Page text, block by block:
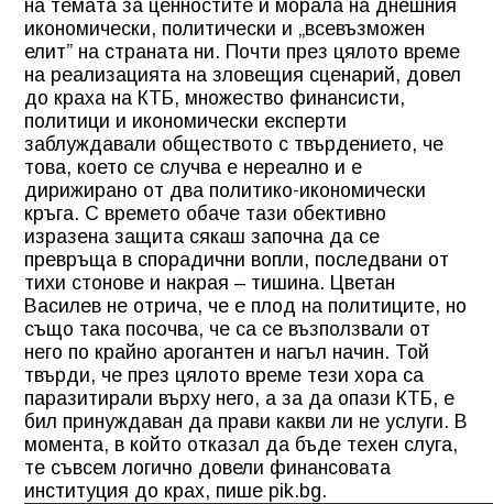
на темата за ценностите и морала на днешния
икономически, политически и „всевъзможен
елит” на страната ни. Почти през цялото време
на реализацията на зловещия сценарий, довел
до краха на КТБ, множество финансисти,
политици и икономически експерти
заблуждавали обществото с твърдението, че
това, което се случва е нереално и е
дирижирано от два политико-икономически
кръга. С времето обаче тази обективно
изразена защита сякаш започна да се
превръща в спорадични вопли, последвани от
тихи стонове и накрая – тишина. Цветан
Василев не отрича, че е плод на политиците, но
също така посочва, че са се възползвали от
него по крайно арогантен и нагъл начин. Той
твърди, че през цялото време тези хора са
паразитирали върху него, а за да опази КТБ, е
бил принуждаван да прави какви ли не услуги. В
момента, в който отказал да бъде техен слуга,
те съвсем логично довели финансовата
институция до крах, пише pik.bg.